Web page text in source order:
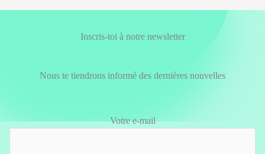
Inscris-toi à notre newsletter
Nous te tiendrons informé des dernières nouvelles
Votre e-mail